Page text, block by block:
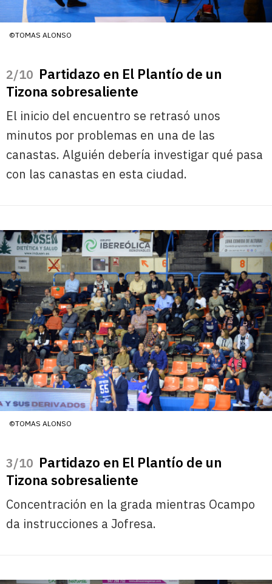
©TOMAS ALONSO
/10 Partidazo en El Plantío de un
Tizona sobresaliente
El inicio del encuentro se retrasó unos
minutos por problemas en una de las
canastas. Alguién debería investigar qué pasa
con las canastas en esta ciudad.
©TOMAS ALONSO
/10 Partidazo en El Plantío de un
Tizona sobresaliente
Concentración en la grada mientras Ocampo
da instrucciones a Jofresa.